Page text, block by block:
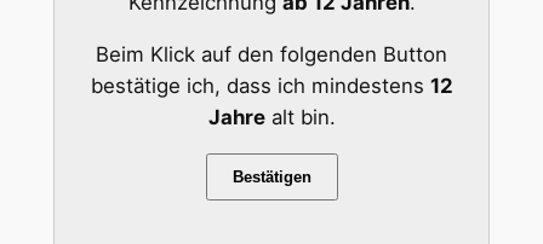
Beim Klick auf den folgenden Button
bestätige ich, dass ich mindestens 12
Jahrealt bin.
Bestätigen